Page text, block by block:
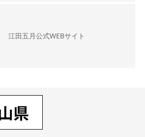
江田五月公式WEBサイト